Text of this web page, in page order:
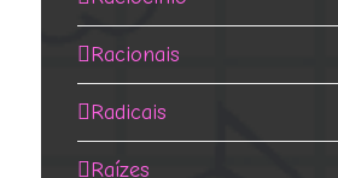
Racionais
Radicais
Raízes